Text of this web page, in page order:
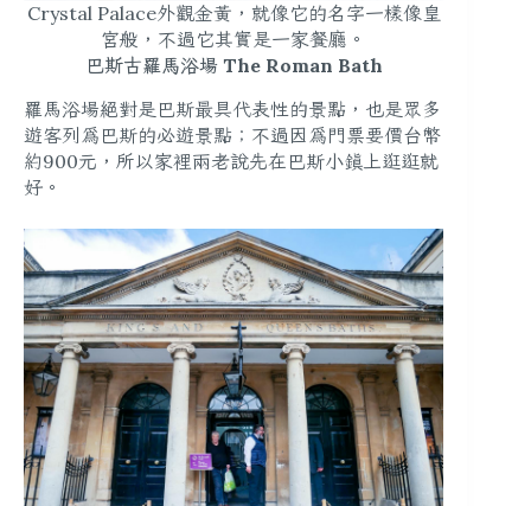
Crystal Palace外觀金黃，就像它的名字一樣像皇
宮般，不過它其實是一家餐廳。
巴斯古羅馬浴場 The Roman Bath
羅馬浴場絕對是巴斯最具代表性的景點，也是眾多
遊客列為巴斯的必遊景點；不過因為門票要價台幣
約900元，所以家裡兩老說先在巴斯小鎮上逛逛就
好。